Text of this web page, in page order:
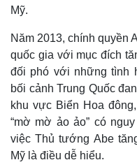
Mỹ.
Năm 2013, chính quyền
quốc gia với mục đích
đối phó với những tình
bối cảnh Trung Quốc
khu vực Biển Hoa
“mờ mờ ảo ảo” có
việc Thủ tướng Abe
Mỹ là điều dễ hiểu.